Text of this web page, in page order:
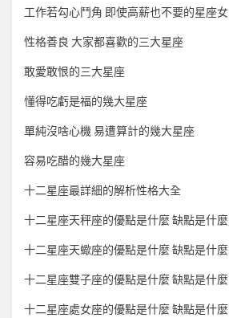
工作若勾心鬥角 即使高薪也不要的星座女
性格善良 大家都喜歡的三大星座
敢愛敢恨的三大星座
懂得吃虧是福的幾大星座
單純沒啥心機 易遭算計的幾大星座
容易吃醋的幾大星座
十二星座最詳細的解析性格大全
十二星座天秤座的優點是什麼 缺點是什麼
十二星座天蠍座的優點是什麼 缺點是什麼
十二星座雙子座的優點是什麼 缺點是什麼
十二星座處女座的優點是什麼 缺點是什麼